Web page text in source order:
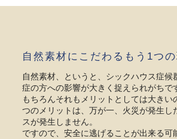
自然素材にこだわるもう1つ
自然素材、というと、シックハウス症候
症の方への影響が大きく捉えられがちで
もちろんそれもメリットとしては大きい
つのメリットは、万が一、火災が発生し
スが発生しません。
ですので、安全に逃げることが出来る可